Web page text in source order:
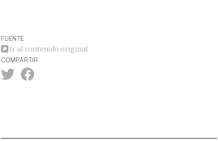
FUENTE
Ir al contenido original
COMPARTIR